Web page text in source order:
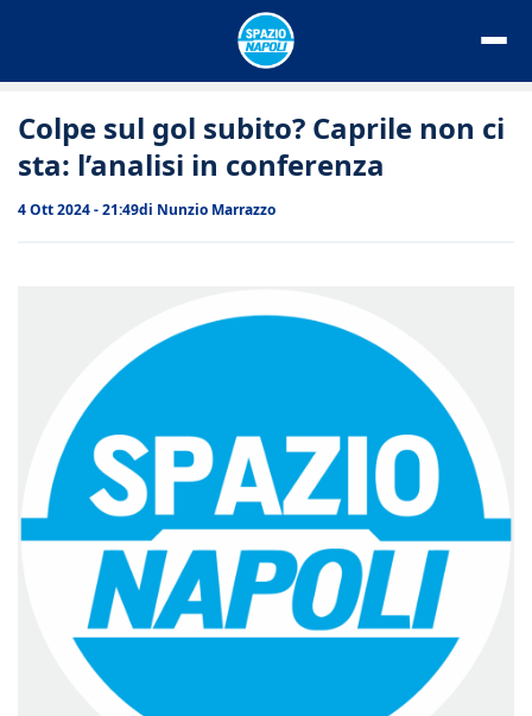
Colpe sul gol subito? Caprile non ci
sta: l’analisi in conferenza
4 Ott 2024 - 21:49di Nunzio Marrazzo